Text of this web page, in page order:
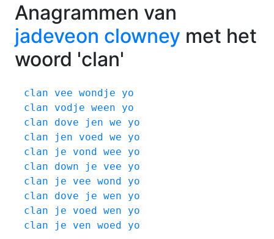
Anagrammen van
jadeveon clowney met het
woord 'clan'
clan vee wondje
yo
clan
vodje ween
yo
clan
dove jen we
yo
clan
jen voed we
yo
clan
je vond wee
yo
clan
down je vee
yo
clan
je vee wond
yo
clan
dove je wen
yo
clan
je voed wen
yo
clan
je ven woed yo